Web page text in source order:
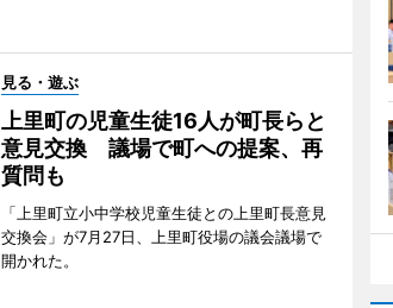
見る・遊ぶ
上里町の児童生徒16人が町長らと
意見交換 議場で町への提案、再
質問も
「上里町立小中学校児童生徒との上里町長意見
交換会」が7月27日、上里町役場の議会議場で
開かれた。